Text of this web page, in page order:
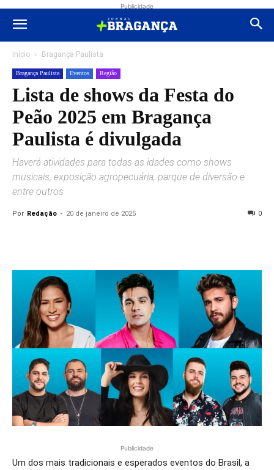
Publicidade
Início Bragança Paulista
Bragança Paulista Eventos Região
Lista de shows da Festa do
Peão 2025 em Bragança
Paulista é divulgada
Haverá atividades para todas as idades como shows
musicais, exposição agropecuária, parque de diversão e
entre outros
Por Redação - 20 de janeiro de 2025 0
Publicidade
Um dos mais tradicionais e esperados eventos do Brasil, a